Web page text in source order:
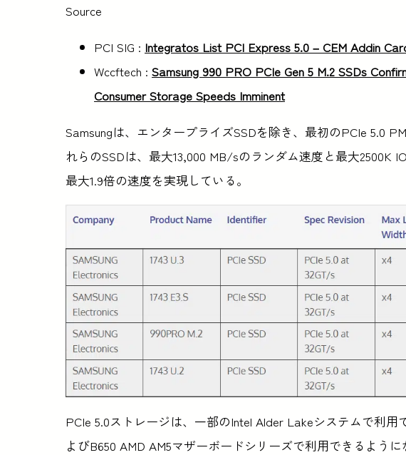
Source
PCI SIG : Integratos List PCI Express 5.0 – CEM Addin
Wccftech : Samsung 990 PRO PCIe Gen 5 M.2 SSDs
Consumer Storage Speeds Imminent
Samsungは、エンタープライズSSDを除き、最初のPCIe 5.0
れらのSSDは、最大13,000 MB/sのランダム速度と最大2500K
最大1.9倍の速度を実現している。
PCIe 5.0ストレージは、一部のIntel Alder Lakeシステムで利用
よびB650 AMD AM5マザーボードシリーズで利用できるよう